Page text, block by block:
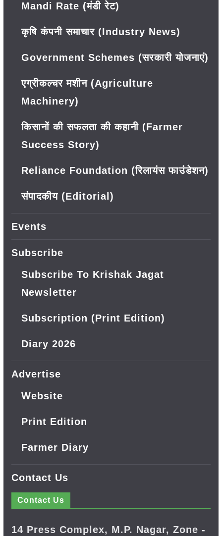
Mandi Rate (मंडी रेट)
कृषि कंपनी समाचार (Industry News)
Government Schemes (सरकारी योजनाएं)
एग्रीकल्चर मशीन (Agriculture
Machinery)
किसानों की सफलता की कहानी (Farmer
Success Story)
Reliance Foundation (रिलायंस फाउंडेशन)
संपादकीय (Editorial)
Events
Subscribe
Subscribe To Krishak Jagat
Newsletter
Subscription (Print Edition)
Diary 2026
Advertise
Website
Print Edition
Farmer Diary
Contact Us
Contact Us
14 Press Complex, M.P. Nagar, Zone -